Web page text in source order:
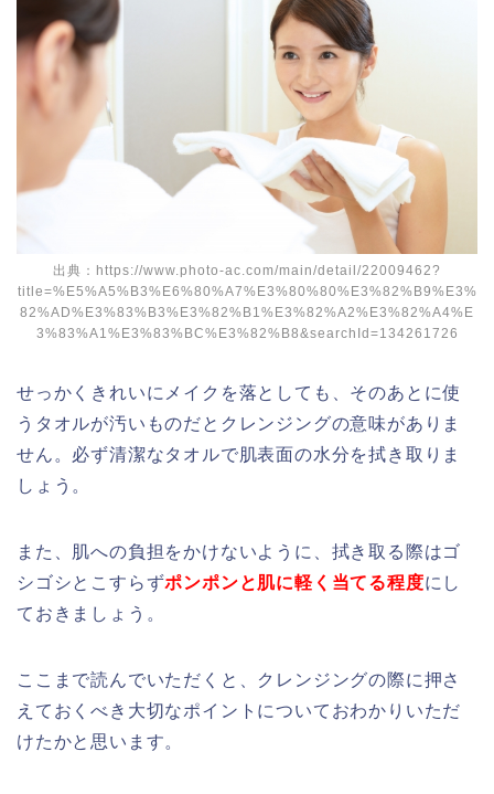
出典：https://www.photo-ac.com/main/detail/22009462?
title=%E5%A5%B3%E6%80%A7%E3%80%80%E3%82%B9%E3%
82%AD%E3%83%B3%E3%82%B1%E3%82%A2%E3%82%A4%E
3%83%A1%E3%83%BC%E3%82%B8&searchId=134261726
せっかくきれいにメイクを落としても、そのあとに使
うタオルが汚いものだとクレンジングの意味がありま
せん。必ず清潔なタオルで肌表面の水分を拭き取りま
しょう。
また、肌への負担をかけないように、拭き取る際はゴ
シゴシとこすらずポンポンと肌に軽く当てる程度にし
ておきましょう。
ここまで読んでいただくと、クレンジングの際に押さ
えておくべき大切なポイントについておわかりいただ
けたかと思います。